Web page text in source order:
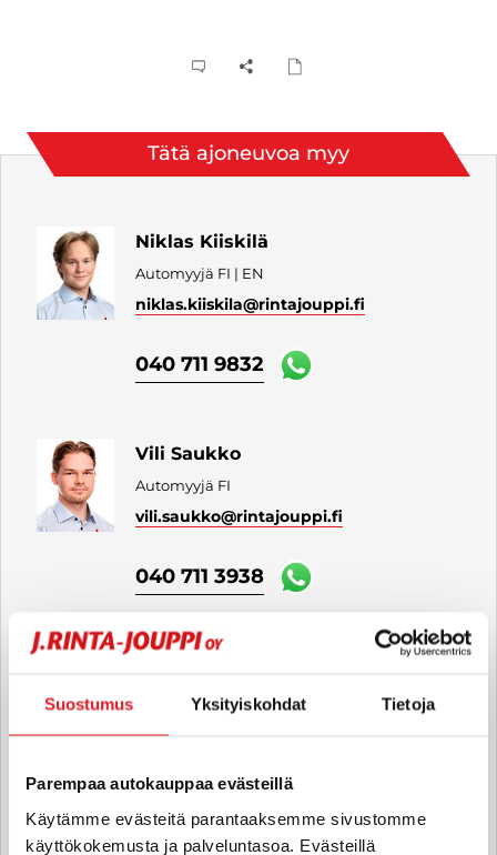
Suostumus Yksityiskohdat Tietoja
Parempaa autokauppaa evästeillä
Käytämme evästeitä parantaaksemme sivustomme
käyttökokemusta ja palveluntasoa. Evästeillä
Tätä ajoneuvoa myy
Niklas Kiiskilä
Automyyjä FI | EN
niklas.kiiskila@rintajouppi.fi
040 711 9832
Vili Saukko
Automyyjä FI
vili.saukko@rintajouppi.fi
040 711 3938
Automyyjä FI | EN
040 711 4019